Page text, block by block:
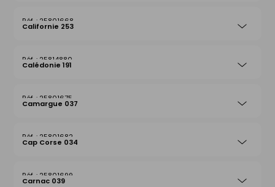
25801668
Californie 253
25814880
Calédonie 191
25801675
Camargue 037
25801682
Cap Corse 034
25801699
Carnac 039